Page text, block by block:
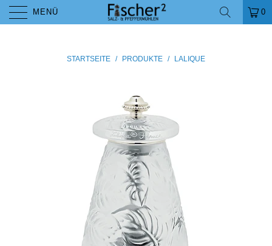
MENÜ 0
STARTSEITE / PRODUKTE / LALIQUE